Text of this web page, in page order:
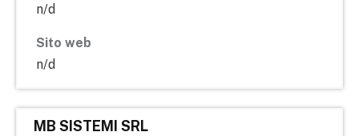
n/d
Sito web
n/d
MB SISTEMI SRL